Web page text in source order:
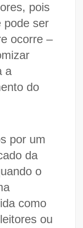
pois
pode ser
ocorre –
a
do
por um
da
o
como
ou